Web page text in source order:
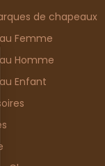
de chapeaux
Femme
Homme
Enfant